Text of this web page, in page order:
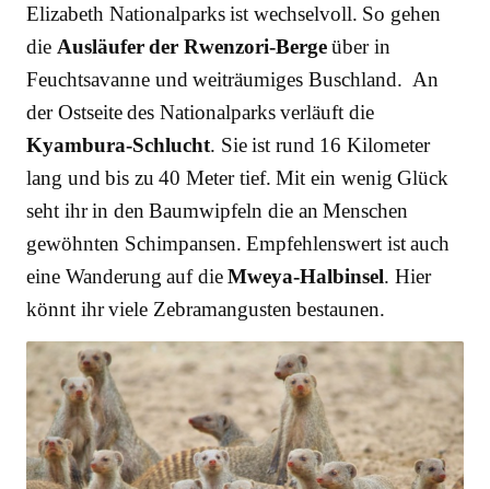
Elizabeth Nationalparks ist wechselvoll. So gehen
die Ausläufer der Rwenzori-Bergeüber in
Feuchtsavanne und weiträumiges Buschland. An
der Ostseite des Nationalparks verläuft die
Kyambura-Schlucht. Sie ist rund 16 Kilometer
lang und bis zu 40 Meter tief. Mit ein wenig Glück
seht ihr in den Baumwipfeln die an Menschen
gewöhnten Schimpansen. Empfehlenswert ist auch
eine Wanderung auf dieMweya-Halbinsel. Hier
könnt ihr viele Zebramangusten bestaunen.